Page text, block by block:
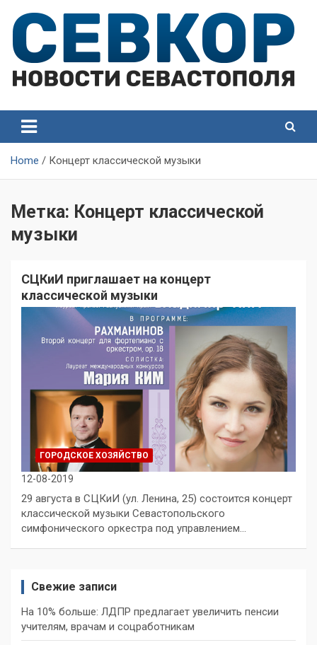
content
Севастополя
Севастополя
Home Концерт классической музыки
Метка: Концерт классической
музыки
СЦКиИ приглашает на концерт
классической музыки
ГОРОДСКОЕ ХОЗЯЙСТВО
12-08-2019
29 августа в СЦКиИ (ул. Ленина, 25) состоится концерт
классической музыки Севастопольского
симфонического оркестра под управлением…
Свежие записи
На 10% больше: ЛДПР предлагает увеличить пенсии
учителям, врачам и соцработникам